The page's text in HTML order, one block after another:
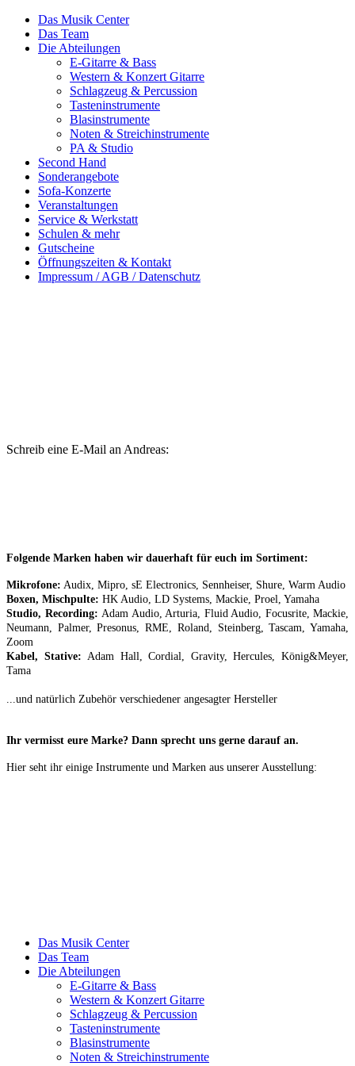
Das Musik Center
Das Team
Die Abteilungen
E-Gitarre & Bass
Western & Konzert Gitarre
Schlagzeug & Percussion
Tasteninstrumente
Blasinstrumente
Noten & Streichinstrumente
PA & Studio
Second Hand
Sonderangebote
Sofa-Konzerte
Veranstaltungen
Service & Werkstatt
Schulen & mehr
Gutscheine
Öffnungszeiten & Kontakt
Impressum / AGB / Datenschutz
Schreib eine E-Mail an Andreas:
Folgende Marken haben wir dauerhaft für euch im Sortiment:
Mikrofone: Audix, Mipro, sE Electronics, Sennheiser, Shure, Warm Audio
Boxen, Mischpulte: HK Audio, LD Systems, Mackie, Proel, Yamaha
Studio, Recording: Adam Audio, Arturia, Fluid Audio, Focusrite, Mackie,
Neumann, Palmer, Presonus, RME, Roland, Steinberg, Tascam, Yamaha,
Zoom
Kabel, Stative: Adam Hall, Cordial, Gravity, Hercules, König&Meyer,
Tama
...und natürlich Zubehör verschiedener angesagter Hersteller
Ihr vermisst eure Marke? Dann sprecht uns gerne darauf an.
Hier seht ihr einige Instrumente und Marken aus unserer Ausstellung:
Das Musik Center
Das Team
Die Abteilungen
E-Gitarre & Bass
Western & Konzert Gitarre
Schlagzeug & Percussion
Tasteninstrumente
Blasinstrumente
Noten & Streichinstrumente